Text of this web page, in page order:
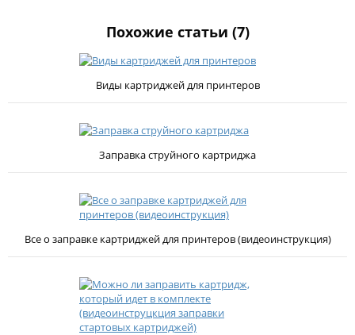
Похожие статьи (7)
Виды картриджей для принтеров
Заправка струйного картриджа
Все о заправке картриджей для принтеров (видеоинструкция)